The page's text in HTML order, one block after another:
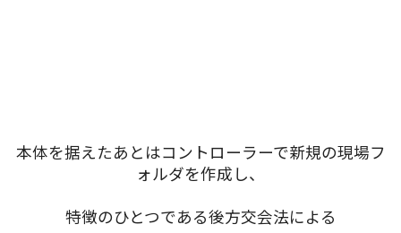
本体を据えたあとはコントローラーで新規の現場フ
ォルダを作成し、
特徴のひとつである後方交会法による